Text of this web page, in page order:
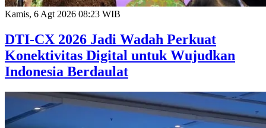
Kamis, 6 Agt 2026 08:23 WIB
DTI-CX 2026 Jadi Wadah Perkuat
Konektivitas Digital untuk Wujudkan
Indonesia Berdaulat